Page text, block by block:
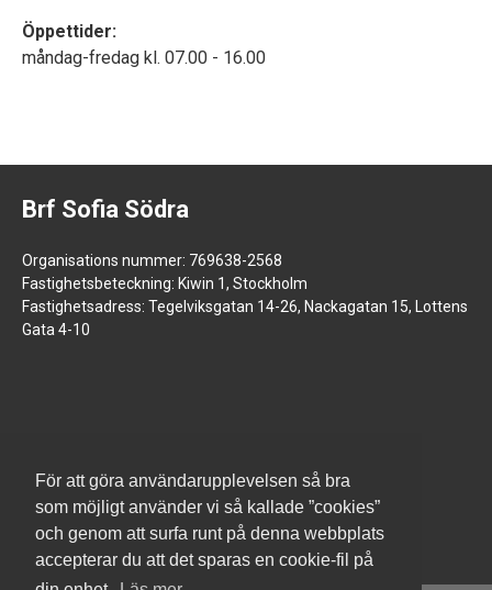
För att göra användarupplevelsen så bra
som möjligt använder vi så kallade ”cookies”
och genom att surfa runt på denna webbplats
accepterar du att det sparas en cookie-fil på
Öppettider:
måndag-fredag kl. 07.00 - 16.00
Brf Sofia Södra
Organisations nummer: 769638-2568
Fastighetsbeteckning: Kiwin 1, Stockholm
Fastighetsadress: Tegelviksgatan 14-26, Nackagatan 15, Lottens
Gata 4-10
www.jm.se